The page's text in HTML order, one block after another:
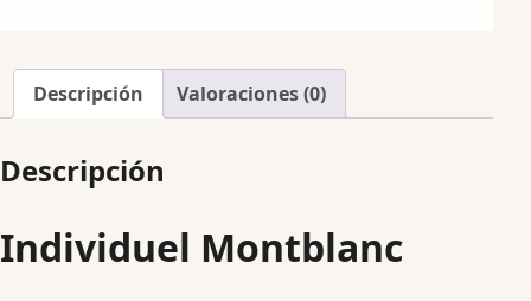
Descripción Valoraciones (0)
Descripción
Individuel Montblanc